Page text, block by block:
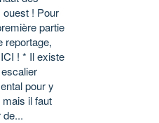
ouest ! Pour
partie
reportage,
! * Il existe
pour y
mais il faut